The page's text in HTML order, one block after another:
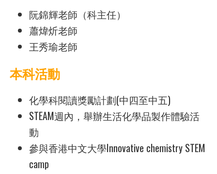
阮錦輝老師（科主任）
蕭煒炘老師
王秀瑜老師
本科活動
化學科閱讀獎勵計劃(中四至中五)
STEAM週內，舉辦生活化學品製作體驗活
動
參與香港中文大學Innovative chemistry STEM
camp